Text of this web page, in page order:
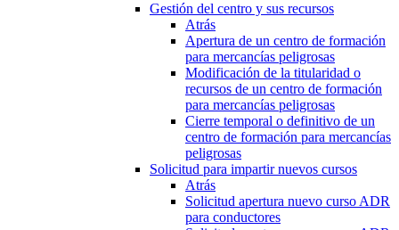
Gestión del centro y sus recursos
Atrás
Apertura de un centro de formación
para mercancías peligrosas
Modificación de la titularidad o
recursos de un centro de formación
para mercancías peligrosas
Cierre temporal o definitivo de un
centro de formación para mercancías
peligrosas
Solicitud para impartir nuevos cursos
Atrás
Solicitud apertura nuevo curso ADR
para conductores